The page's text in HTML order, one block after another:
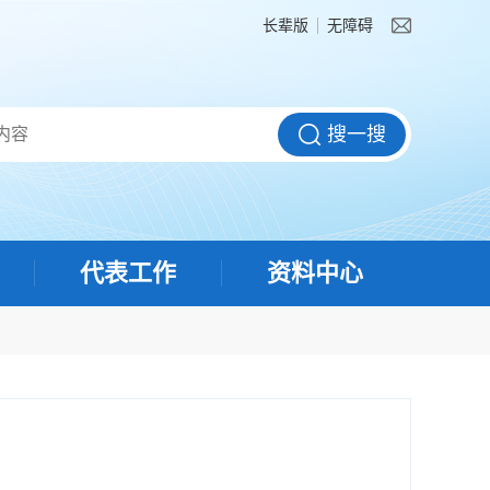
长辈版 无障碍
代表工作 资料中心